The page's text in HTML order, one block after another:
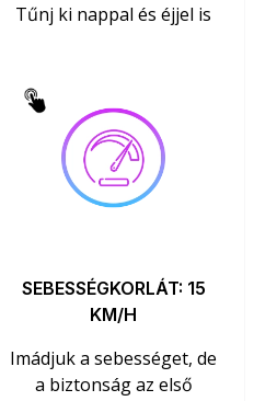
Tűnj ki nappal és éjjel is
SEBESSÉGKORLÁT: 15
KM/H
Imádjuk a sebességet, de
a biztonság az első